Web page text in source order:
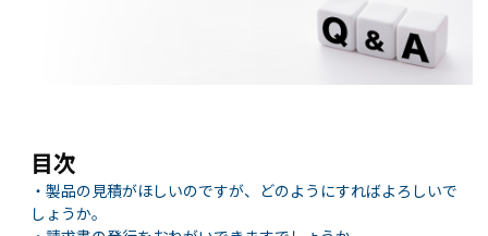
目次
・製品の見積がほしいのですが、どのようにすればよろしいで
しょうか。